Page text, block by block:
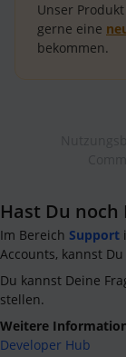
Unser
gerne eine
bekommen.
Hast Du noch
Im Bereich Support
Accounts, kannst
Du kannst Deine
stellen.
Weitere
Developer Hub